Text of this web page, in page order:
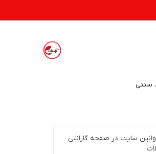
سنتی
سایت در صفحه گارانتی